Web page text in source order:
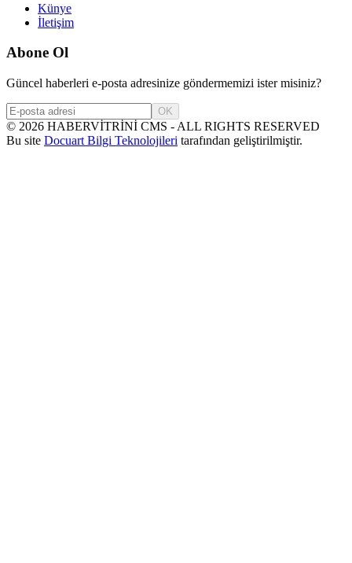
Künye
İletişim
Abone Ol
Güncel haberleri e-posta adresinize göndermemizi ister misiniz?
OK
© 2026 HABERVİTRİNİ CMS - ALL RIGHTS RESERVED
Bu site Docuart Bilgi Teknolojileri tarafından geliştirilmiştir.